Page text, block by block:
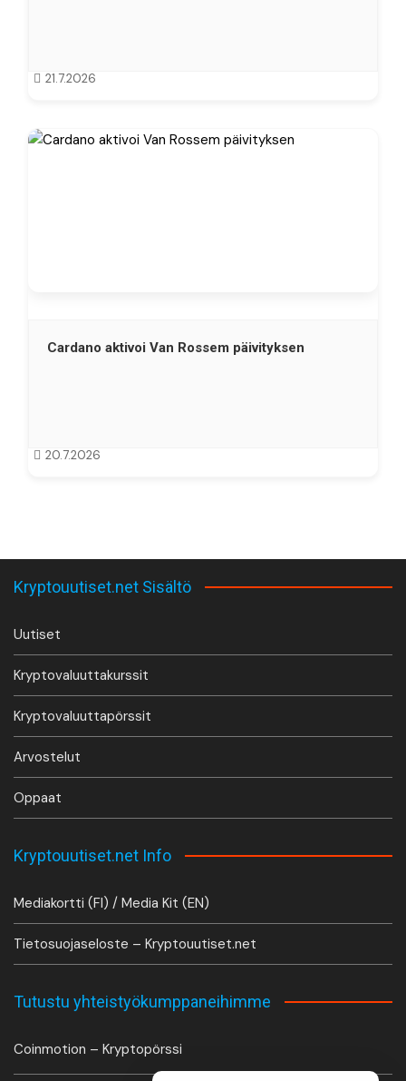
21.7.2026
Cardano aktivoi Van Rossem päivityksen
20.7.2026
Kryptouutiset.net Sisältö
Uutiset
Kryptovaluuttakurssit
Kryptovaluuttapörssit
Arvostelut
Oppaat
Kryptouutiset.net Info
Mediakortti (FI) / Media Kit (EN)
Tietosuojaseloste – Kryptouutiset.net
Tutustu yhteistyökumppaneihimme
Coinmotion – Kryptopörssi